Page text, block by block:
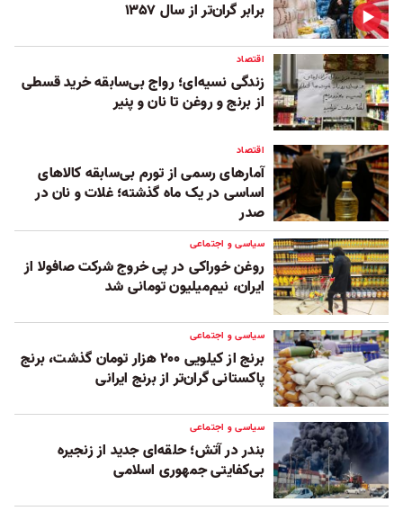
برابر گران‌تر از سال ۱۳۵۷
اقتصاد
زندگی نسیه‌ای؛ رواج بی‌سابقه خرید قسطی
از برنج و روغن تا نان و پنیر
اقتصاد
آمارهای رسمی از تورم بی‌سابقه کالاهای
اساسی در یک ماه گذشته؛ غلات و نان در
صدر
سیاسی و اجتماعی
روغن خوراکی در پی خروج شرکت صافولا از
ایران، نیم‌میلیون‌ تومانی شد
سیاسی و اجتماعی
برنج از کیلویی ۲۰۰ هزار تومان گذشت، برنج
پاکستانی گران‌تر از برنج ایرانی
سیاسی و اجتماعی
بندر در آتش؛ حلقه‌ای جدید از زنجیره
بی‌کفایتی جمهوری اسلامی